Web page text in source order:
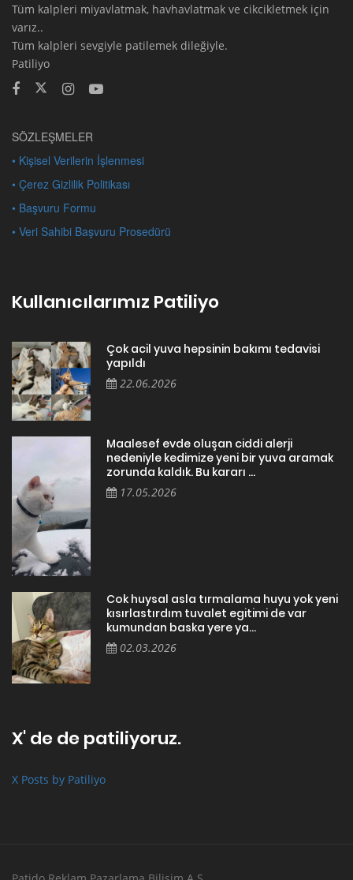
Tüm kalpleri miyavlatmak, havhavlatmak ve cikcikletmek için
varız..
Tüm kalpleri sevgiyle patilemek dileğiyle.
Patiliyo
SÖZLEŞMELER
• Kişisel Verilerin İşlenmesi
• Çerez Gizlilik Politikası
• Başvuru Formu
• Veri Sahibi Başvuru Prosedürü
Kullanıcılarımız Patiliyo
Çok acil yuva hepsinin bakımı tedavisi
yapıldı
22.06.2026
Maalesef evde oluşan ciddi alerji
nedeniyle kedimize yeni bir yuva aramak
zorunda kaldık. Bu kararı ...
17.05.2026
Cok huysal asla tırmalama huyu yok yeni
kısırlastırdım tuvalet egitimi de var
kumundan baska yere ya...
02.03.2026
X' de de patiliyoruz.
X Posts by Patiliyo